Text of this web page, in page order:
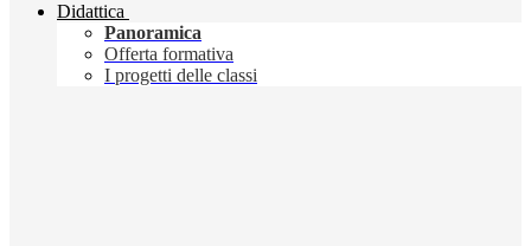
Didattica
Panoramica
Offerta formativa
I progetti delle classi